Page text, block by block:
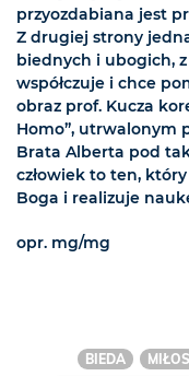
przyozdabiana jest
Z drugiej strony
biednych i ubogich,
współczuje i chce
obraz prof. Kucza
Homo”, utrwalonym
Brata Alberta pod
człowiek to ten,
Boga i realizuje
opr. mg/mg
BIEDA